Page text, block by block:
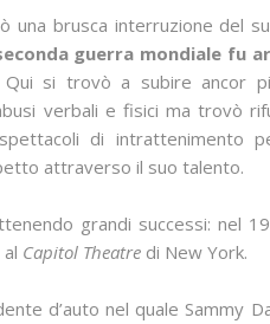
una brusca interruzione del
guerra mondiale fu
Qui si trovò a subire ancor
verbali e fisici ma trovò
di intrattenimento
attraverso il suo talento.
grandi successi: nel
Capitol Theatre di New York.
d’auto nel quale Sammy